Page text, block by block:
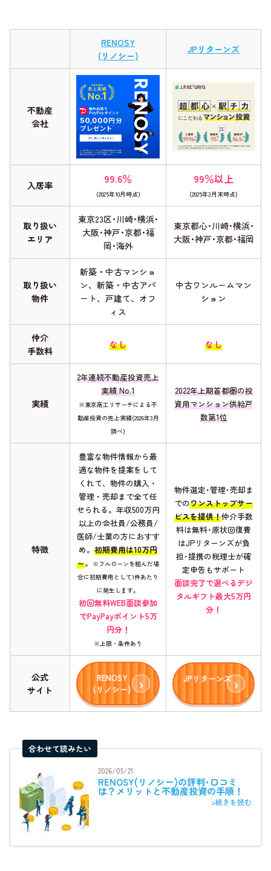
RENOSY
(リノシー)
JPリターンズ
不動産
会社
入居率 99.6％
(2025年10月時点)
99％以上
(2025年3月末時点)
取り扱い
エリア
東京23区･川崎･横浜･
大阪･神戸･京都･福
岡･海外
東京都心･川崎･横浜･
大阪･神戸･京都･福岡
取り扱い
物件
新築・中古マンショ
ン、新築・中古アパ
ート、戸建て、オフ
ィス
中古ワンルームマン
ション
仲介
手数料
なし なし
実績
2年連続不動産投資売上
実績 No.1
※東京商工リサーチによる不
動産投資の売上実績(2026年3月
調べ)
2022年上期首都圏の投
資用マンション供給戸
数第1位
特徴
豊富な物件情報から最
適な物件を提案をして
くれて、物件の購入・
管理・売却まで全て任
せられる。年収500万円
以上の会社員/公務員/
医師/士業の方におすす
め。 初期費用は10万円
～。 ※フルローンを組んだ場
合に初期費用として1件あたり
に発生します。
初回無料WEB面談参加
でPayPayポイント5万
円分！
※上限・条件あり
物件選定･管理･売却ま
でのワンストップサー
ビスを提供！仲介手数
料は無料･原状回復費
はJPリターンズが負
担･提携の税理士が確
定申告もサポート
面談完了で選べるデジ
タルギフト最大5万円
分！
公式
サイト
RENOSY
(リノシー)
JPリターンズ
合わせて読みたい
2026/05/21
RENOSY(リノシー)の評判･口コミ
は？メリットと不動産投資の手順！
>続きを読む